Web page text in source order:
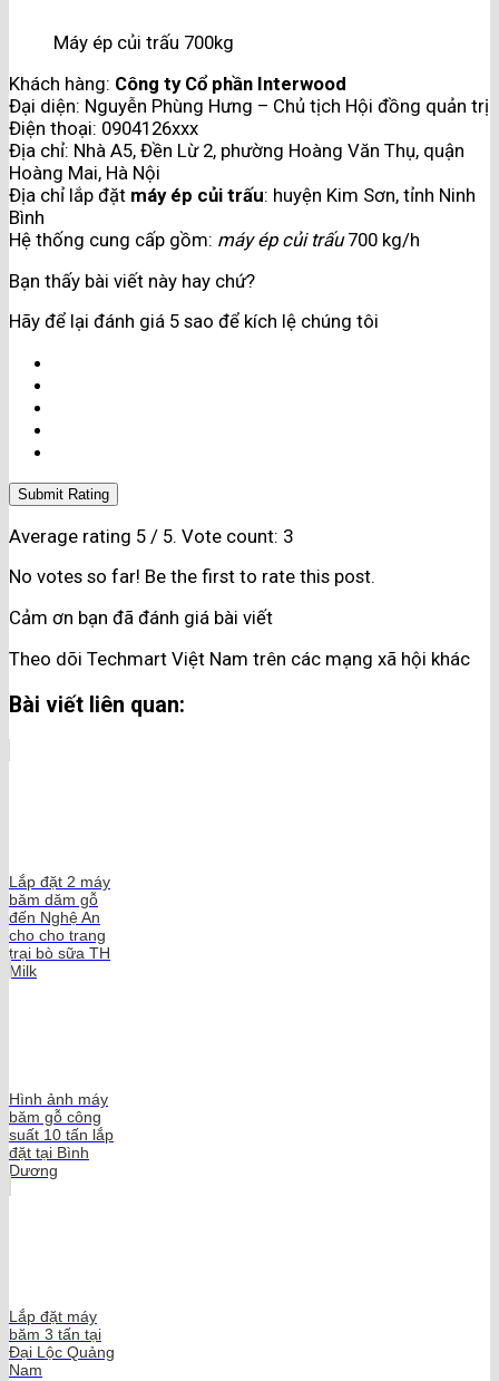
Máy ép củi trấu 700kg
Khách hàng: Công ty Cổ phần Interwood
Đại diện: Nguyễn Phùng Hưng – Chủ tịch Hội đồng quản trị
Điện thoại: 0904126xxx
Địa chỉ: Nhà A5, Đền Lừ 2, phường Hoàng Văn Thụ, quận
Hoàng Mai, Hà Nội
Địa chỉ lắp đặt máy ép củi trấu: huyện Kim Sơn, tỉnh Ninh
Bình
Hệ thống cung cấp gồm: máy ép củi trấu700 kg/h
Bạn thấy bài viết này hay chứ?
Hãy để lại đánh giá 5 sao để kích lệ chúng tôi
Submit Rating
Average rating 5 / 5. Vote count: 3
No votes so far! Be the first to rate this post.
Cảm ơn bạn đã đánh giá bài viết
Theo dõi Techmart Việt Nam trên các mạng xã hội khác
Bài viết liên quan:
Lắp đặt 2 máy
băm dăm gỗ
đến Nghệ An
cho cho trang
trại bò sữa TH
Milk
Hình ảnh máy
băm gỗ công
suất 10 tấn lắp
đặt tại Bình
Dương
Lắp đặt máy
băm 3 tấn tại
Đại Lộc Quảng
Nam